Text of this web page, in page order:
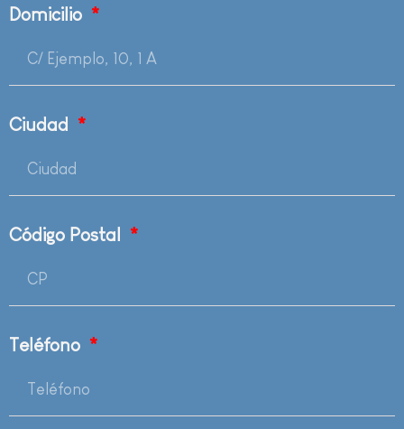
Domicilio
Ciudad
Código Postal
Teléfono